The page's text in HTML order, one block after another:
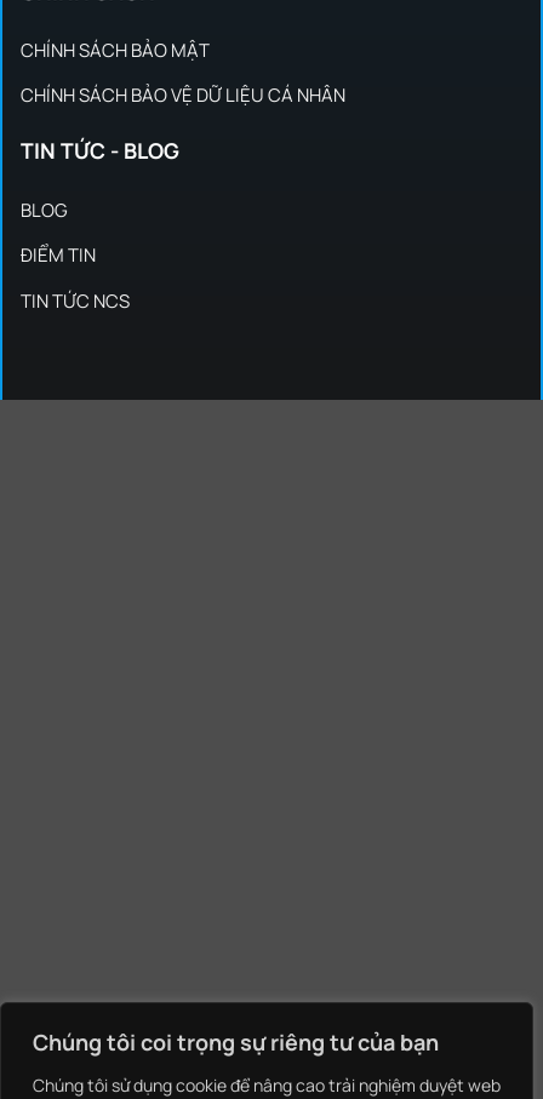
Chúng tôi coi trọng sự riêng tư của bạn
Chúng tôi sử dụng cookie để nâng cao trải nghiệm duyệt web
CHÍNH SÁCH BẢO MẬT
CHÍNH SÁCH BẢO VỆ DỮ LIỆU CÁ NHÂN
TIN TỨC - BLOG
BLOG
ĐIỂM TIN
TIN TỨC NCS